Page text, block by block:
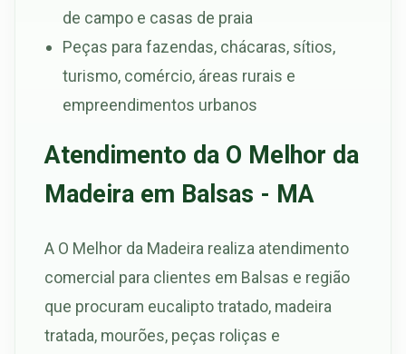
de campo e casas de praia
Peças para fazendas, chácaras, sítios,
turismo, comércio, áreas rurais e
empreendimentos urbanos
Atendimento da O Melhor da
Madeira em Balsas - MA
A O Melhor da Madeira realiza atendimento
comercial para clientes em Balsas e região
que procuram eucalipto tratado, madeira
tratada, mourões, peças roliças e